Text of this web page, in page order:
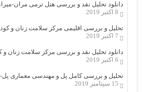
دانلود تحلیل نقد و بررسی هتل ترمی مران-میران
8 اکتبر 2019
تحلیل و بررسی اقلیمی مرکز سلامت زنان و
7 اکتبر 2019
دانلود تحلیل نقد و بررسی مرکز سلامت زنان و
6 اکتبر 2019
تحلیل و بررسی کامل پل و مهندسی معماری
15 سپتامبر 2019